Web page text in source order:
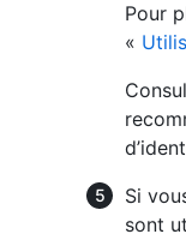
Pour
«
Si
sont